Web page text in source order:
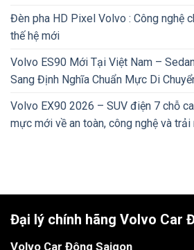
Đèn pha HD Pixel Volvo : Công nghệ
thế hệ mới
Volvo ES90 Mới Tại Việt Nam –
Sang Định Nghĩa Chuẩn Mực Di
Volvo EX90 2026 – SUV điện 7 chỗ
mực mới về an toàn, công nghệ và trải
Đại lý chính hãng Volvo Car
Volvo Car Đông Saigon